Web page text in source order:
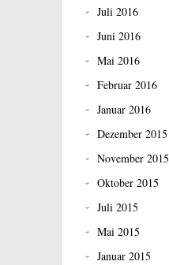
Juli 2016
Juni 2016
Mai 2016
Februar 2016
Januar 2016
Dezember 2015
November 2015
Oktober 2015
Juli 2015
Mai 2015
Januar 2015